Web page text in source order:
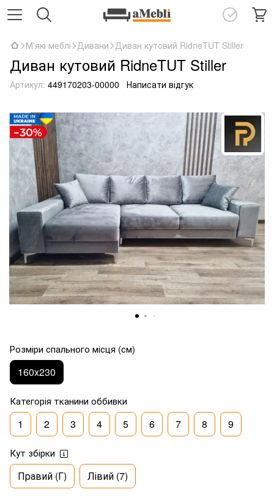
М'які меблі Дивани Диван кутовий RidneTUT Stiller
Диван кутовий RidneTUT Stiller
Артикул: 449170203-00000 Написати відгук
Розміри спального місця (см)
160x230
Категорія тканини оббивки
1 2 3 4 5 6 7 8 9
Кут збірки
Правий (Г) Лівий (7)